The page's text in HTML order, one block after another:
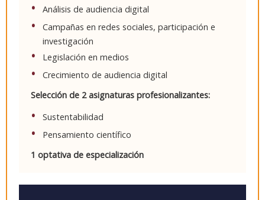
Análisis de audiencia digital
Campañas en redes sociales, participación e
investigación
Legislación en medios
Crecimiento de audiencia digital
Selección de 2 asignaturas profesionalizantes:
Sustentabilidad
Pensamiento científico
1 optativa de especialización